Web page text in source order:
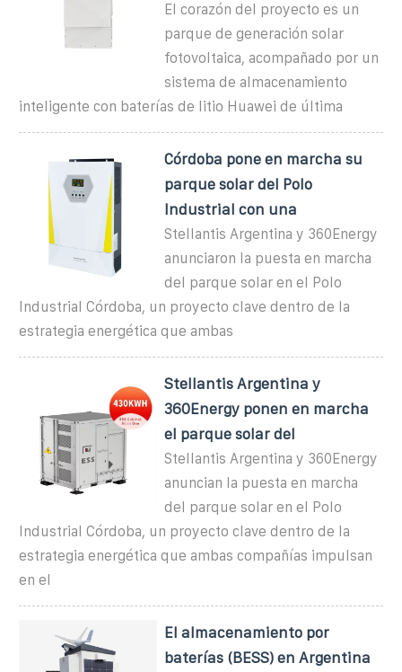
El corazón del proyecto es un
parque de generación solar
fotovoltaica, acompañado por un
sistema de almacenamiento
inteligente con baterías de litio Huawei de última
Córdoba pone en marcha su
parque solar del Polo
Industrial con una
Stellantis Argentina y 360Energy
anunciaron la puesta en marcha
del parque solar en el Polo
Industrial Córdoba, un proyecto clave dentro de la
estrategia energética que ambas
Stellantis Argentina y
360Energy ponen en marcha
el parque solar del
Stellantis Argentina y 360Energy
anuncian la puesta en marcha
del parque solar en el Polo
Industrial Córdoba, un proyecto clave dentro de la
estrategia energética que ambas compañías impulsan
en el
El almacenamiento por
baterías (BESS) en Argentina